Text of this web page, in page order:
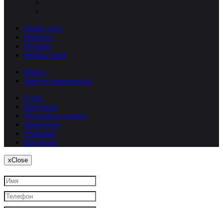
Прайс-лист
Новости
Отзывы
Форма связи
Войти
Зарегистрироваться
О нас
Контакты
Доставка и оплата
Реквизиты
Упаковка
Вакансии
xClose